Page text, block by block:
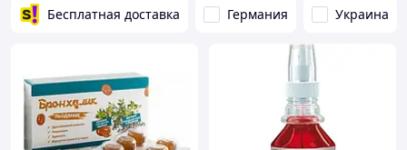
Бесплатная доставка Германия Украина